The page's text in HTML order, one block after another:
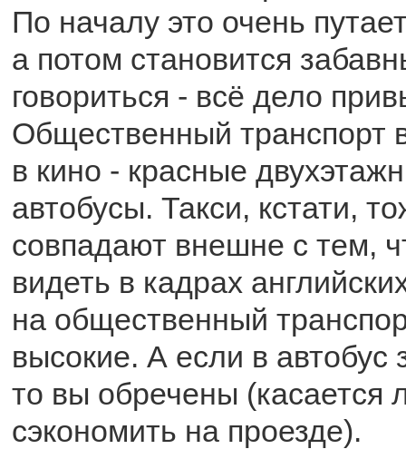
По началу это очень
а потом становится
говориться - всё дело
Общественный транспорт
в кино - красные
автобусы. Такси, кстати,
совпадают внешне с тем,
видеть в кадрах
на общественный
высокие. А если в автобус
то вы обречены (касается
сэкономить на проезде).